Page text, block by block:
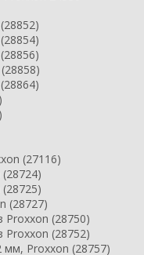
(27116)
(28727)
Proxxon (28750)
Proxxon (28752)
мм, Proxxon (28757)